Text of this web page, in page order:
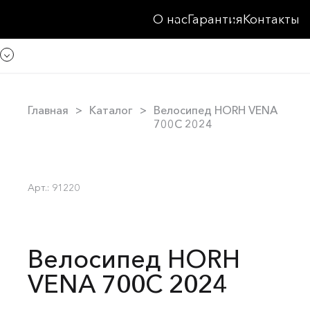
О насГарантияКонтакты
Главная Каталог
Велосипед HORH VENA
700C 2024
Арт.: 91220
Велосипед HORH
VENA 700C 2024